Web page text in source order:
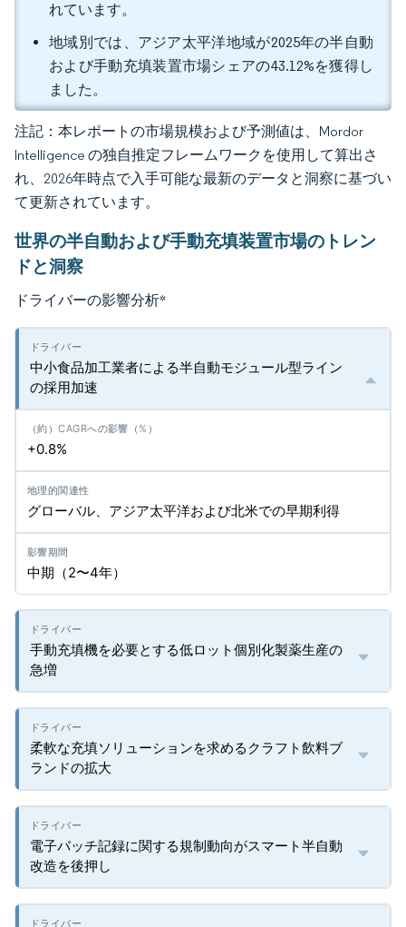
れています。
地域別では、アジア太平洋地域が2025年の半自動
および手動充填装置市場シェアの43.12%を獲得し
ました。
注記：本レポートの市場規模および予測値は、Mordor
Intelligence の独自推定フレームワークを使用して算出さ
れ、2026年時点で入手可能な最新のデータと洞察に基づい
て更新されています。
世界の半自動および手動充填装置市場のトレン
ドと洞察
ドライバーの影響分析*
中小食品加工業者による半自動モジュール型ライン
の採用加速
+0.8%
グローバル、アジア太平洋および北米での早期利得
中期（2〜4年）
手動充填機を必要とする低ロット個別化製薬生産の
急増
柔軟な充填ソリューションを求めるクラフト飲料ブ
ランドの拡大
電子バッチ記録に関する規制動向がスマート半自動
改造を後押し